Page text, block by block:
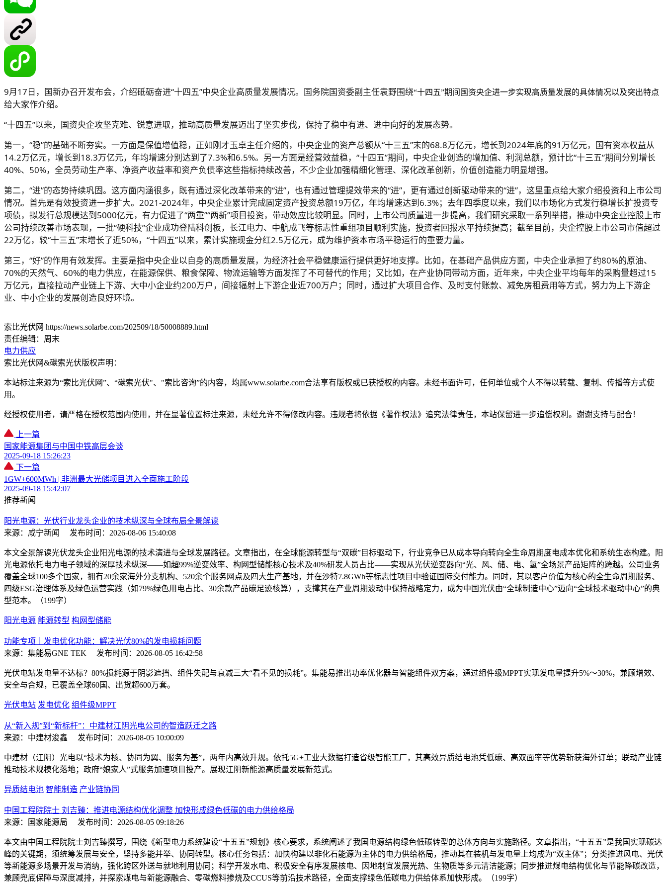
9月17日，国新办召开发布会，介绍砥砺奋进“十四五”中央企业高质量发展情况。国务院国资委副主任袁野围绕“十四五”期间国资央企进一步实现高质量发展的具体情况以及突出特点
给大家作介绍。
“十四五”以来，国资央企攻坚克难、锐意进取，推动高质量发展迈出了坚实步伐，保持了稳中有进、进中向好的发展态势。
第一，“稳”的基础不断夯实。一方面是保值增值稳，正如刚才玉卓主任介绍的，中央企业的资产总额从“十三五”末的68.8万亿元，增长到2024年底的91万亿元，国有资本权益从
14.2万亿元，增长到18.3万亿元，年均增速分别达到了7.3%和6.5%。另一方面是经营效益稳，“十四五”期间，中央企业创造的增加值、利润总额，预计比“十三五”期间分别增长
40%、50%，全员劳动生产率、净资产收益率和资产负债率这些指标持续改善，不少企业加强精细化管理、深化改革创新，价值创造能力明显增强。
第二，“进”的态势持续巩固。这方面内涵很多，既有通过深化改革带来的“进”，也有通过管理提效带来的“进”，更有通过创新驱动带来的“进”，这里重点给大家介绍投资和上市公司
情况。首先是有效投资进一步扩大。2021-2024年，中央企业累计完成固定资产投资总额19万亿，年均增速达到6.3%；去年四季度以来，我们以市场化方式发行稳增长扩投资专
项债，拟发行总规模达到5000亿元，有力促进了“两重”“两新”项目投资，带动效应比较明显。同时，上市公司质量进一步提高，我们研究采取一系列举措，推动中央企业控股上市
公司持续改善市场表现，一批“硬科技”企业成功登陆科创板，长江电力、中航成飞等标志性重组项目顺利实施，投资者回报水平持续提高；截至目前，央企控股上市公司市值超过
22万亿，较“十三五”末增长了近50%，“十四五”以来，累计实施现金分红2.5万亿元，成为维护资本市场平稳运行的重要力量。
第三，“好”的作用有效发挥。主要是指中央企业以自身的高质量发展，为经济社会平稳健康运行提供更好地支撑。比如，在基础产品供应方面，中央企业承担了约80%的原油、
70%的天然气、60%的电力供应，在能源保供、粮食保障、物流运输等方面发挥了不可替代的作用；又比如，在产业协同带动方面，近年来，中央企业平均每年的采购量超过15
万亿元，直接拉动产业链上下游、大中小企业约200万户，间接辐射上下游企业近700万户；同时，通过扩大项目合作、及时支付账款、减免房租费用等方式，努力为上下游企
业、中小企业的发展创造良好环境。
索比光伏网 https://news.solarbe.com/202509/18/50008889.html
责任编辑：周末
电力供应
索比光伏网&碳索光伏版权声明：
本站标注来源为“索比光伏网”、“碳索光伏"、"索比咨询”的内容，均属www.solarbe.com合法享有版权或已获授权的内容。未经书面许可，任何单位或个人不得以转载、复制、传播等方式使
用。
经授权使用者，请严格在授权范围内使用，并在显著位置标注来源，未经允许不得修改内容。违规者将依据《著作权法》追究法律责任，本站保留进一步追偿权利。谢谢支持与配合！
上一篇
国家能源集团与中国中铁高层会谈
2025-09-18 15:26:23
下一篇
1GW+600MWh | 非洲最大光储项目进入全面施工阶段
2025-09-18 15:42:07
推荐新闻
​阳光电源：光伏行业龙头企业的技术纵深与全球布局全景解读
来源：咸宁新闻
发布时间：2026-08-06 15:40:08
本文全景解读光伏龙头企业阳光电源的技术演进与全球发展路径。文章指出，在全球能源转型与“双碳”目标驱动下，行业竞争已从成本导向转向全生命周期度电成本优化和系统生态构建。阳
光电源依托电力电子领域的深厚技术纵深——如超99%逆变效率、构网型储能核心技术及40%研发人员占比——实现从光伏逆变器向“光、风、储、电、氢”全场景产品矩阵的跨越。公司业务
覆盖全球100多个国家，拥有20余家海外分支机构、520余个服务网点及四大生产基地，并在沙特7.8GWh等标志性项目中验证国际交付能力。同时，其以客户价值为核心的全生命周期服务、
四级ESG治理体系及绿色运营实践（如79%绿色用电占比、30余款产品碳足迹核算），支撑其在产业周期波动中保持战略定力，成为中国光伏由“全球制造中心”迈向“全球技术驱动中心”的典
型范本。（199字）
阳光电源 能源转型 构网型储能
功能专项｜发电优化功能：解决光伏80%的发电损耗问题
来源：集能易GNE TEK
发布时间：2026-08-05 16:42:58
光伏电站发电量不达标？80%损耗源于阴影遮挡、组件失配与衰减三大“看不见的损耗”。集能易推出功率优化器与智能组件双方案，通过组件级MPPT实现发电量提升5%～30%，兼顾增效、
安全与合规，已覆盖全球60国、出货超600万套。
光伏电站 发电优化 组件级MPPT
从“新入规”到“新标杆”：中建材江阴光电公司的智造跃迁之路
来源：中建材浚鑫
发布时间：2026-08-05 10:00:09
中建材（江阴）光电以“技术为核、协同为翼、服务为基”，两年内高效升规。依托5G+工业大数据打造省级智能工厂，其高效异质结电池凭低碳、高双面率等优势斩获海外订单；联动产业链
推动技术规模化落地；政府“娘家人”式服务加速项目投产。展现江阴新能源高质量发展新范式。
异质结电池 智能制造 产业链协同
中国工程院院士 刘吉臻：推进电源结构优化调整 加快形成绿色低碳的电力供给格局
来源：国家能源局
发布时间：2026-08-05 09:18:26
本文由中国工程院院士刘吉臻撰写，围绕《新型电力系统建设“十五五”规划》核心要求，系统阐述了我国电源结构绿色低碳转型的总体方向与实施路径。文章指出，“十五五”是我国实现碳达
峰的关键期，须统筹发展与安全，坚持多能并举、协同转型。核心任务包括：加快构建以非化石能源为主体的电力供给格局，推动其在装机与发电量上均成为“双主体”；分类推进风电、光伏
等新能源多场景开发与消纳，强化跨区外送与就地利用协同；科学开发水电、积极安全有序发展核电、因地制宜发展光热、生物质等多元清洁能源；同步推进煤电结构优化与节能降碳改造，
兼顾兜底保障与深度减排，并探索煤电与新能源融合、零碳燃料掺烧及CCUS等前沿技术路径，全面支撑绿色低碳电力供给体系加快形成。（199字）